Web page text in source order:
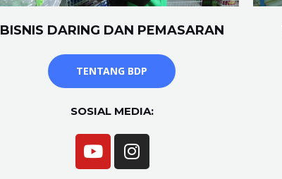
BISNIS DARING DAN PEMASARAN
TENTANG BDP
SOSIAL MEDIA: